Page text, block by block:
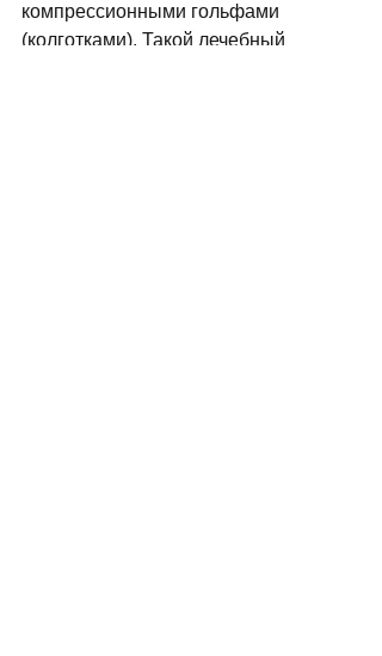
компрессионными гольфами
(колготками). Такой лечебный